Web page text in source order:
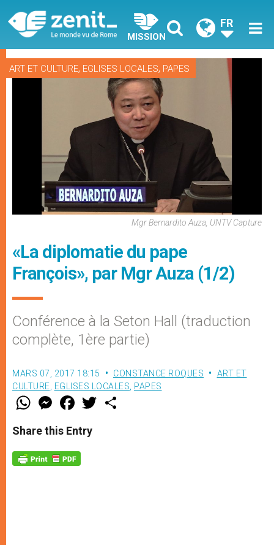
MISSION
FR
ART ET CULTURE, EGLISES LOCALES, PAPES
Mgr Bernardito Auza, UNTV Capture
«La diplomatie du pape
François», par Mgr Auza (1/2)
Conférence à la Seton Hall (traduction
complète, 1ère partie)
MARS 07, 2017 18:15 CONSTANCE ROQUES
ART ET
CULTURE EGLISES LOCALES PAPES
W
t
s
p
p
M
e
s
e
g
e
F
a
e
b
o
k
w
Share this Entry